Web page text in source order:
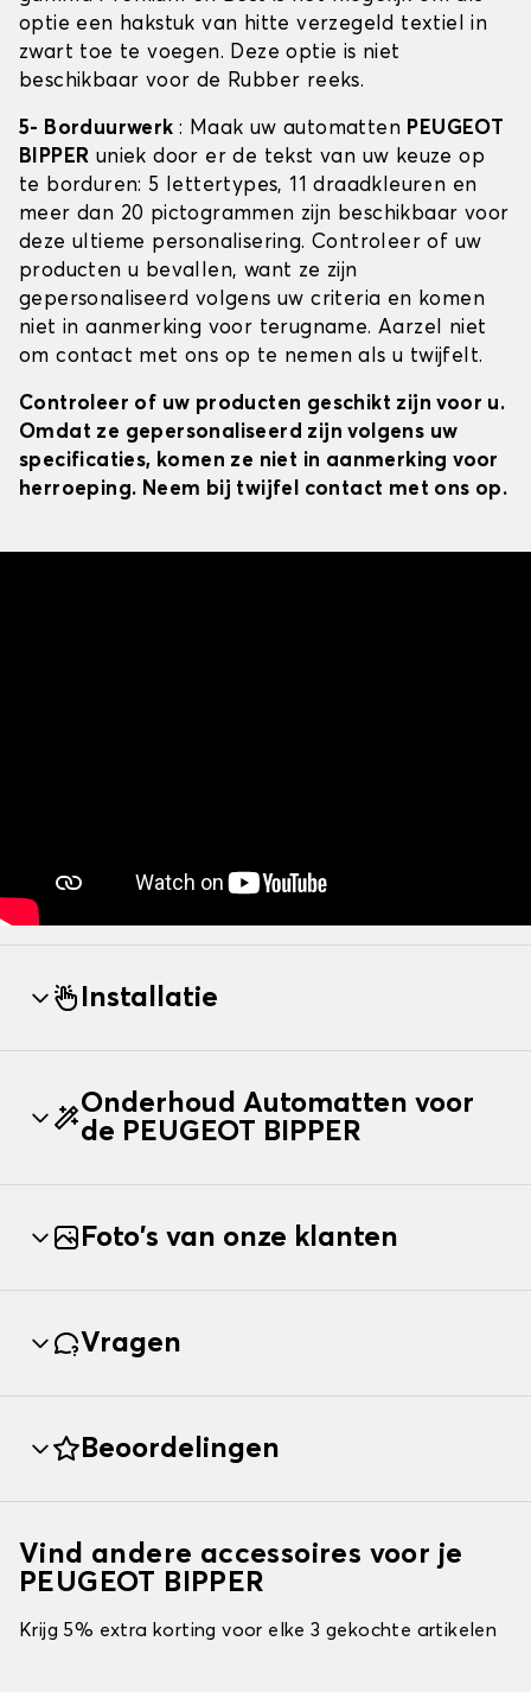
optie een hakstuk van hitte verzegeld textiel in
zwart toe te voegen. Deze optie is niet
beschikbaar voor de Rubber reeks.
5- Borduurwerk : Maak uw automatten PEUGEOT
BIPPER uniek door er de tekst van uw keuze op
te borduren: 5 lettertypes, 11 draadkleuren en
meer dan 20 pictogrammen zijn beschikbaar voor
deze ultieme personalisering. Controleer of uw
producten u bevallen, want ze zijn
gepersonaliseerd volgens uw criteria en komen
niet in aanmerking voor terugname. Aarzel niet
om contact met ons op te nemen als u twijfelt.
Controleer of uw producten geschikt zijn voor u.
Omdat ze gepersonaliseerd zijn volgens uw
specificaties, komen ze niet in aanmerking voor
herroeping. Neem bij twijfel contact met ons op.
Installatie
Onderhoud Automatten voor
de PEUGEOT BIPPER
Foto's van onze klanten
Vragen
Beoordelingen
Vind andere accessoires voor je
PEUGEOT BIPPER
Krijg 5% extra korting voor elke 3 gekochte artikelen